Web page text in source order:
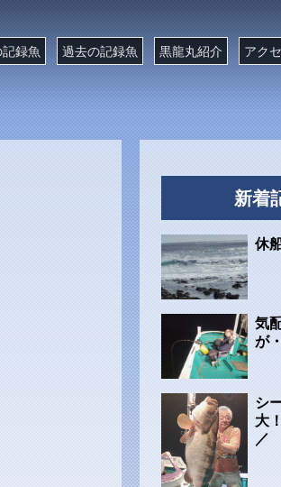
録魚 過去の記録魚 黒龍丸紹介 アク
新着
休
気
が
シ
大
／